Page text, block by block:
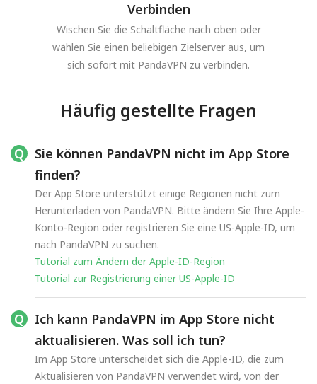
Verbinden
Wischen Sie die Schaltfläche nach oben oder
wählen Sie einen beliebigen Zielserver aus, um
sich sofort mit PandaVPN zu verbinden.
Häufig gestellte Fragen
Sie können PandaVPN nicht im App Store
finden?
Der App Store unterstützt einige Regionen nicht zum
Herunterladen von PandaVPN. Bitte ändern Sie Ihre Apple-
Konto-Region oder registrieren Sie eine US-Apple-ID, um
nach PandaVPN zu suchen.
Tutorial zum Ändern der Apple-ID-Region
Tutorial zur Registrierung einer US-Apple-ID
Ich kann PandaVPN im App Store nicht
aktualisieren. Was soll ich tun?
Im App Store unterscheidet sich die Apple-ID, die zum
Aktualisieren von PandaVPN verwendet wird, von der